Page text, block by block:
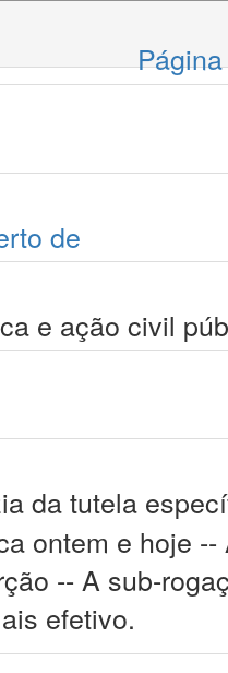
de
e ação civil
da tutela
ontem e hoje
-- A sub-
efetivo.